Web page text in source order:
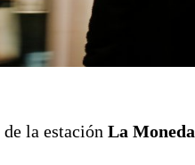
la estación La Moneda